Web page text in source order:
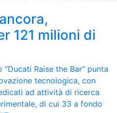
121 milioni di
Raise the Bar” punta
tecnologica, con
ad attività di ricerca
di cui 33 a fondo